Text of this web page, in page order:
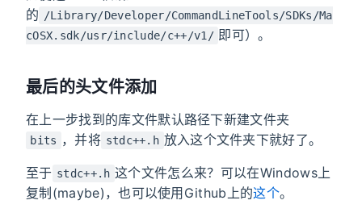
的 /Library/Developer/CommandLineTools/SDKs/Ma
cOSX.sdk/usr/include/c++/v1/ 即可）。
最后的头文件添加
在上一步找到的库文件默认路径下新建文件夹
bits ，并将 stdc++.h 放入这个文件夹下就好了。
至于 stdc++.h 这个文件怎么来？可以在Windows上
复制(maybe)，也可以使用Github上的这个。